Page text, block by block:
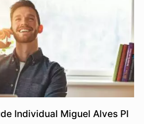
Individual Miguel Alves PI